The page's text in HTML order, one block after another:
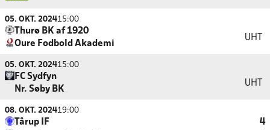
05. OKT. 202415:00
Thurø BK af 1920
Oure Fodbold Akademi
UHT
05. OKT. 202415:00
FC Sydfyn
Nr. Søby BK
UHT
08. OKT. 202419:00
Tårup IF
4